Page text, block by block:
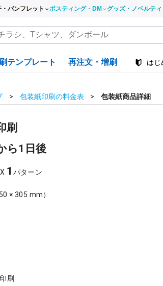
パンフレット ポスティング・DM グッズ・ノベルティ
テンプレート 再注文・増刷 はじ
包装紙印刷の料金表 包装紙商品詳細
刷
ら1日後
1 パターン
× 305 mm）
刷